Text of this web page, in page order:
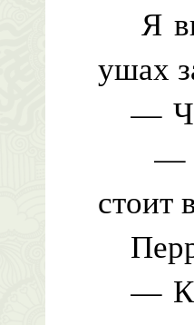
Я
ушах
—
—
стоит
—